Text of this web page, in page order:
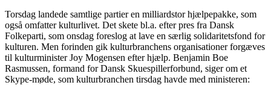
Torsdag landede samtlige partier en milliardstor hjælpepakke, som
også omfatter kulturlivet. Det skete bl.a. efter pres fra Dansk
Folkeparti, som onsdag foreslog at lave en særlig solidaritetsfond for
kulturen. Men forinden gik kulturbranchens organisationer forgæves
til kulturminister Joy Mogensen efter hjælp. Benjamin Boe
Rasmussen, formand for Dansk Skuespillerforbund, siger om et
Skype-møde, som kulturbranchen tirsdag havde med ministeren: